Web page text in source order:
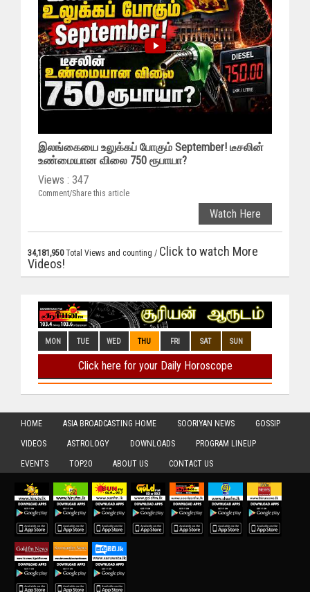
இலங்கையை உலுக்கப் போகும் September! டீசலின்
உண்மையான விலை 750 ரூபாயா?
Views : 347
Comment/Share this article
Watch Here
34,181,950Total Views and counting / Click to watch More
Videos!
HOME ASIA BROADCASTING HOME SOORIYAN NEWS GOSSIP
VIDEOS ASTROLOGY DOWNLOADS PROGRAM LINEUP
EVENTS TOP20 ABOUT US CONTACT US